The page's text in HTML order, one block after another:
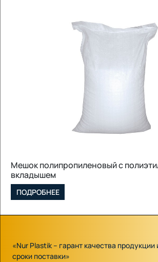
Мешок полипропиленовый с
вкладышем
ПОДРОБНЕЕ
«Nur Plastik – гарант качества
сроки поставки»